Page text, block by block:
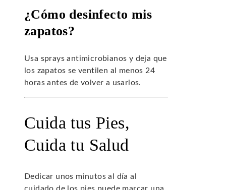
¿Cómo desinfecto mis
zapatos?
Usa sprays antimicrobianos y deja que
los zapatos se ventilen al menos 24
horas antes de volver a usarlos.
Cuida tus Pies,
Cuida tu Salud
Dedicar unos minutos al día al